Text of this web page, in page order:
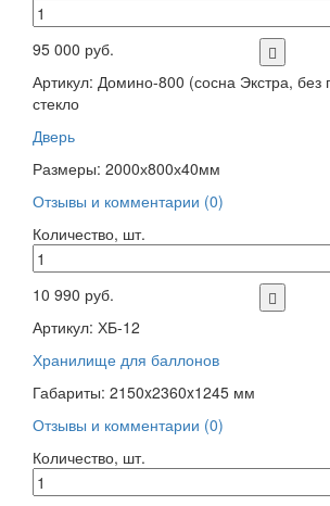
95 000 руб.
Артикул: Домино-800 (сосна Экстра, без
стекло
Дверь
Размеры: 2000х800х40мм
Отзывы и комментарии (0)
Количество, шт.
10 990 руб.
Артикул: ХБ-12
Хранилище для баллонов
Габариты: 2150x2360x1245 мм
Отзывы и комментарии (0)
Количество, шт.